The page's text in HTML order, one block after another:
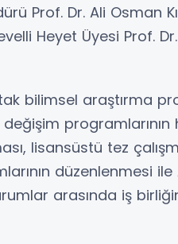
Prof. Dr. Ali Osman
Heyet Üyesi Prof.
bilimsel araştırma
lisansüstü tez
düzenlenmesi
arasında iş